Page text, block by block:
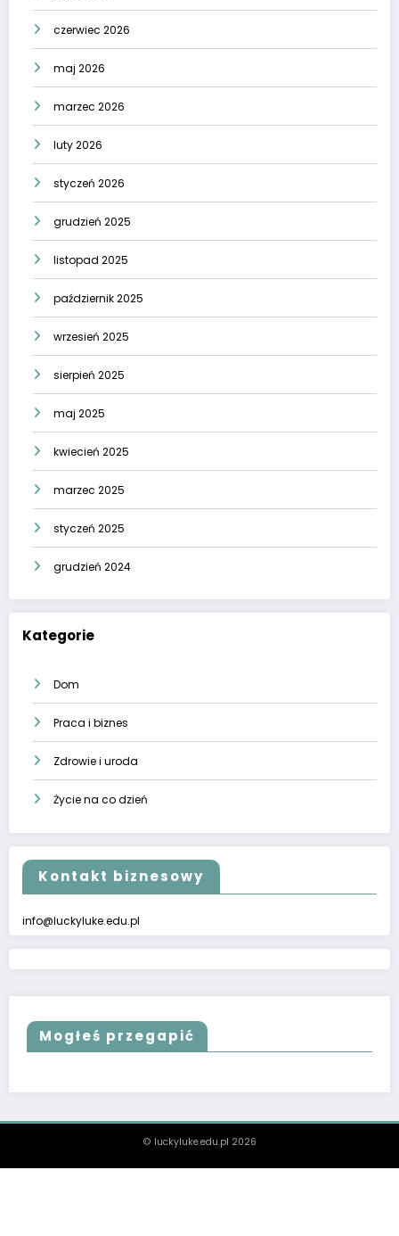
czerwiec 2026
maj 2026
marzec 2026
luty 2026
styczeń 2026
grudzień 2025
listopad 2025
październik 2025
wrzesień 2025
sierpień 2025
maj 2025
kwiecień 2025
marzec 2025
styczeń 2025
grudzień 2024
Kategorie
Dom
Praca i biznes
Zdrowie i uroda
Życie na co dzień
Kontakt biznesowy
info@luckyluke.edu.pl
Mogłeś przegapić
© luckyluke.edu.pl 2026